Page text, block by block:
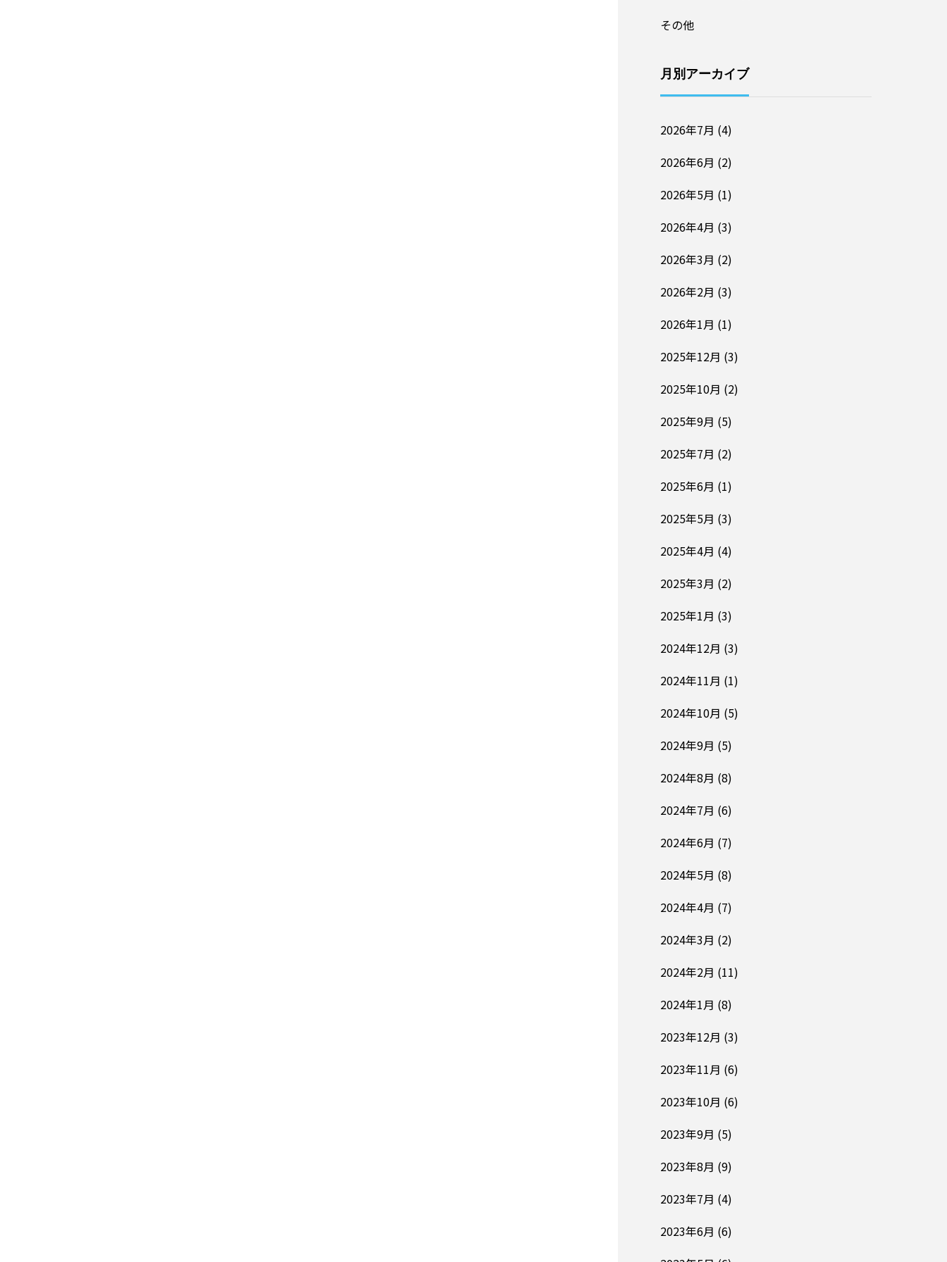
その他
月別アーカイブ
2026年7月 (4)
2026年6月 (2)
2026年5月 (1)
2026年4月 (3)
2026年3月 (2)
2026年2月 (3)
2026年1月 (1)
2025年12月 (3)
2025年10月 (2)
2025年9月 (5)
2025年7月 (2)
2025年6月 (1)
2025年5月 (3)
2025年4月 (4)
2025年3月 (2)
2025年1月 (3)
2024年12月 (3)
2024年11月 (1)
2024年10月 (5)
2024年9月 (5)
2024年8月 (8)
2024年7月 (6)
2024年6月 (7)
2024年5月 (8)
2024年4月 (7)
2024年3月 (2)
2024年2月 (11)
2024年1月 (8)
2023年12月 (3)
2023年11月 (6)
2023年10月 (6)
2023年9月 (5)
2023年8月 (9)
2023年7月 (4)
2023年6月 (6)